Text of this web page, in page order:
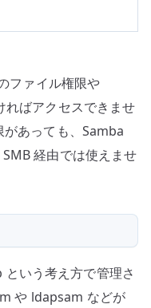
ファイル権限や
ばアクセスできませ
あっても、Samba
経由では使えませ
いう考え方で管理さ
や ldapsam などが